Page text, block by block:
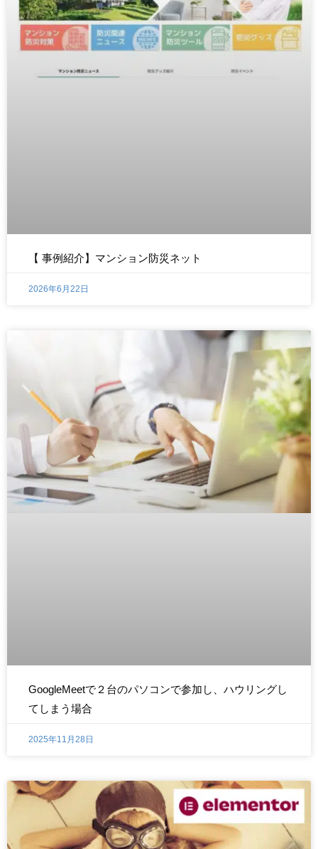
【 事例紹介】マンション防災ネット
2026年6月22日
GoogleMeetで２台のパソコンで参加し、ハウリングし
てしまう場合
2025年11月28日